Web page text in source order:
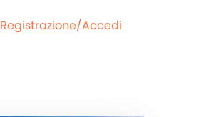
Registrazione/Accedi